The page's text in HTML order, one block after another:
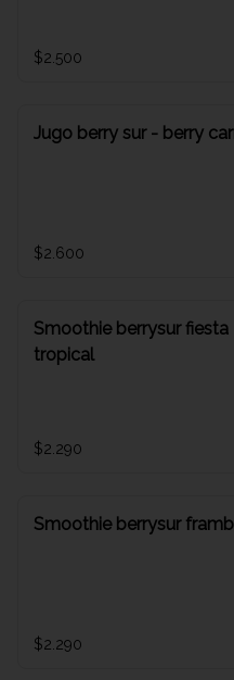
$2.500
Jugo berry sur - berry
$2.600
Smoothie berrysur fiesta
tropical
$2.290
Smoothie berrysur
$2.290